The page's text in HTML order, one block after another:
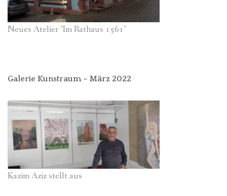
Neues Atelier "Im Rathaus 1561"
Galerie Kunstraum – März 2022
Kazim Aziz stellt aus